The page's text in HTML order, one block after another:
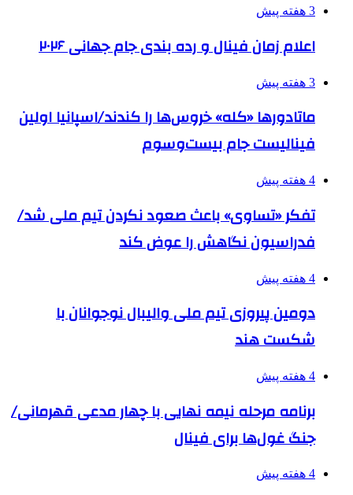
3 هفته پیش
اعلام زمان فینال و رده بندی جام جهانی ۲۰۲۶
3 هفته پیش
ماتادورها «کله» خروس‌ها را کندند/اسپانیا اولین
فینالیست جام بیست‌وسوم
4 هفته پیش
تفکر «تساوی» باعث صعود نکردن تیم ملی شد/
فدراسیون نگاهش را عوض کند
4 هفته پیش
دومین پیروزی تیم ملی والیبال نوجوانان با
شکست هند
4 هفته پیش
برنامه مرحله نیمه نهایی با چهار مدعی قهرمانی/
جنگ غول‌ها برای فینال
4 هفته پیش